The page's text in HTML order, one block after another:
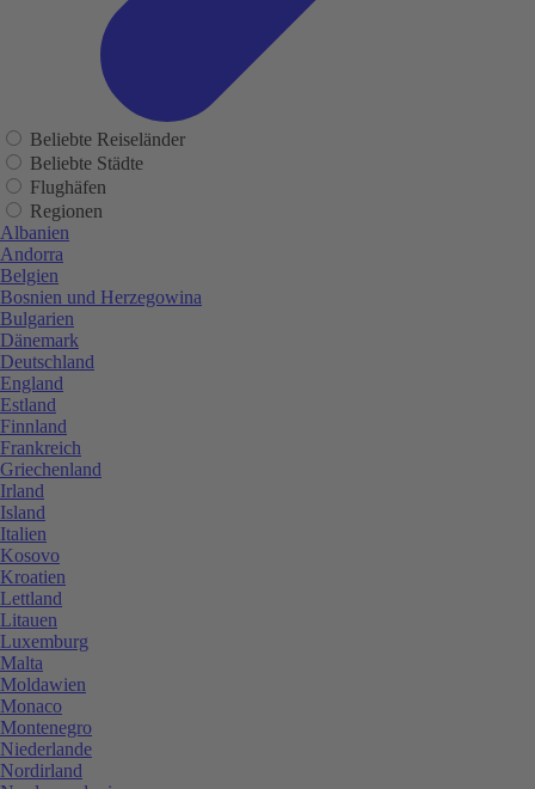
Beliebte Reiseländer
Beliebte Städte
Flughäfen
Regionen
Albanien
Andorra
Belgien
Bosnien und Herzegowina
Bulgarien
Dänemark
Deutschland
England
Estland
Finnland
Frankreich
Griechenland
Irland
Island
Italien
Kosovo
Kroatien
Lettland
Litauen
Luxemburg
Malta
Moldawien
Monaco
Montenegro
Niederlande
Nordirland